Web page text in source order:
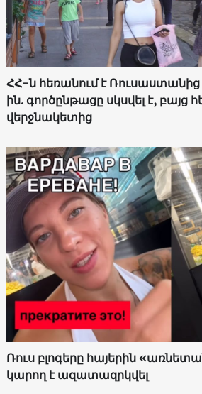
ՀՀ-ն հեռանում է
ին. գործընթացը սկսվել է, բայց
վերջնակետից
Ռուս բլոգերը հայերին
կարող է ազատազրկվել